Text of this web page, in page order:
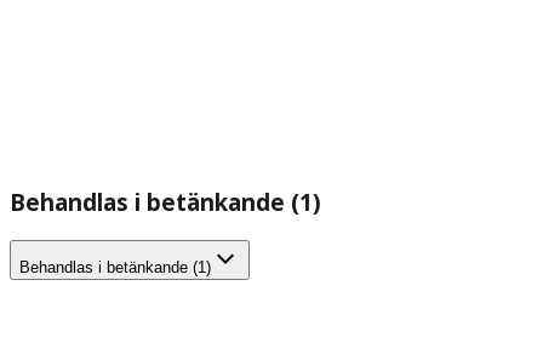
Behandlas i betänkande (1)
Behandlas i betänkande (1)